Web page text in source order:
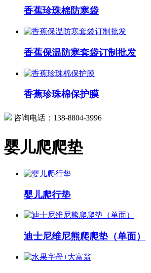
香蕉珍珠棉防寒袋
香蕉保温防寒套袋订制批发
香蕉珍珠棉保护膜
咨询电话： 138-8804-3996
婴儿爬爬垫
婴儿爬行垫
迪士尼维尼熊爬爬垫（单面）